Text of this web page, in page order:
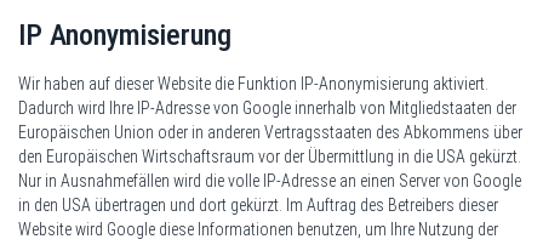
IP Anonymisierung
Wir haben auf dieser Website die Funktion IP-Anonymisierung aktiviert.
Dadurch wird Ihre IP-Adresse von Google innerhalb von Mitgliedstaaten der
Europäischen Union oder in anderen Vertragsstaaten des Abkommens über
den Europäischen Wirtschaftsraum vor der Übermittlung in die USA gekürzt.
Nur in Ausnahmefällen wird die volle IP-Adresse an einen Server von Google
in den USA übertragen und dort gekürzt. Im Auftrag des Betreibers dieser
Website wird Google diese Informationen benutzen, um Ihre Nutzung der